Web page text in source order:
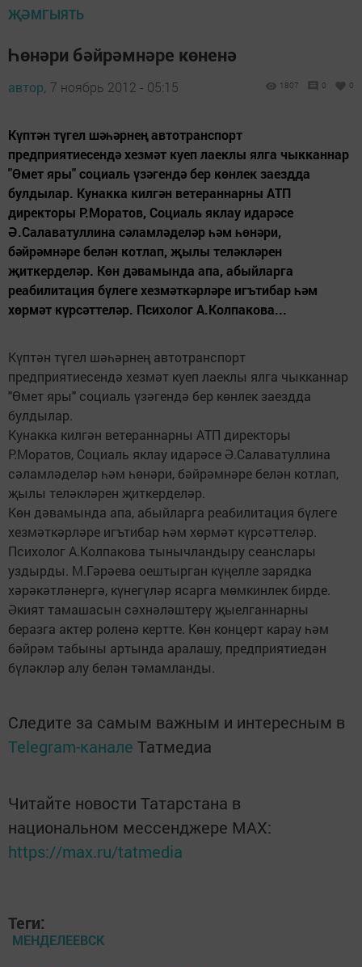
ҖӘМГЫЯТЬ
Һөнәри бәйрәмнәре көненә
автор, 7 ноябрь 2012 - 05:15 1807 0 0
Күптән түгел шәһәрнең автотранспорт
предприятиесендә хезмәт куеп лаеклы ялга чыкканнар
"Өмет яры" социаль үзәгендә бер көнлек заездда
булдылар. Кунакка килгән ветераннарны АТП
директоры Р.Моратов, Социаль яклау идарәсе
Ә.Салаватуллина сәламләделәр һәм һөнәри,
бәйрәмнәре белән котлап, җылы теләкләрен
җиткерделәр. Көн дәвамында апа, абыйларга
реабилитация бүлеге хезмәткәрләре игътибар һәм
хөрмәт күрсәттеләр. Психолог А.Колпакова...
Күптән түгел шәһәрнең автотранспорт
предприятиесендә хезмәт куеп лаеклы ялга чыкканнар
"Өмет яры" социаль үзәгендә бер көнлек заездда
булдылар.
Кунакка килгән ветераннарны АТП директоры
Р.Моратов, Социаль яклау идарәсе Ә.Салаватуллина
сәламләделәр һәм һөнәри, бәйрәмнәре белән котлап,
җылы теләкләрен җиткерделәр.
Көн дәвамында апа, абыйларга реабилитация бүлеге
хезмәткәрләре игътибар һәм хөрмәт күрсәттеләр.
Психолог А.Колпакова тынычландыру сеанслары
уздырды. М.Гәрәева оештырган күңелле зарядка
хәрәкәтләнергә, күнегүләр ясарга мөмкинлек бирде.
Әкият тамашасын сәхнәләштерү җыелганнарны
беразга актер роленә кертте. Көн концерт карау һәм
бәйрәм табыны артында аралашу, предприятиедән
бүләкләр алу белән тәмамланды.
Следите за самым важным и интересным в
Telegram-канале Татмедиа
Читайте новости Татарстана в
национальном мессенджере MАХ:
https://max.ru/tatmedia
Теги:
МЕНДЕЛЕЕВСК